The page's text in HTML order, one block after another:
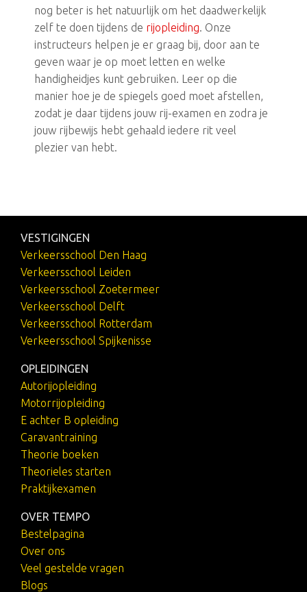
nog beter is het natuurlijk om het daadwerkelijk
zelf te doen tijdens de rijopleiding. Onze
instructeurs helpen je er graag bij, door aan te
geven waar je op moet letten en welke
handigheidjes kunt gebruiken. Leer op die
manier hoe je de spiegels goed moet afstellen,
zodat je daar tijdens jouw rij-examen en zodra je
jouw rijbewijs hebt gehaald iedere rit veel
plezier van hebt.
VESTIGINGEN
Verkeersschool Den Haag
Verkeersschool Leiden
Verkeersschool Zoetermeer
Verkeersschool Delft
Verkeersschool Rotterdam
Verkeersschool Spijkenisse
OPLEIDINGEN
Autorijopleiding
Motorrijopleiding
E achter B opleiding
Caravantraining
Theorie boeken
Theorieles starten
Praktijkexamen
OVER TEMPO
Bestelpagina
Over ons
Veel gestelde vragen
Blogs